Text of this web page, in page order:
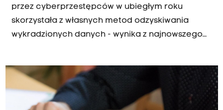
przez cyberprzestępców w ubiegłym roku
skorzystała z własnych metod odzyskiwania
wykradzionych danych - wynika z najnowszego